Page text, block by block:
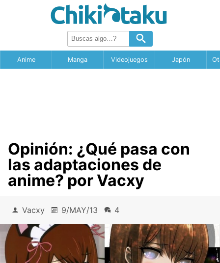
Anime Manga Videojuegos Japón
Opinión: ¿Qué pasa con
las adaptaciones de
anime? por Vacxy
Vacxy 9/MAY/13 4